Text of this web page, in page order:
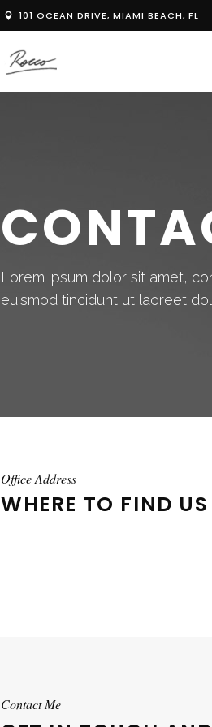
101 OCEAN DRIVE, MIAMI BEACH, FL
Lorem ipsum dolor sit amet,
euismod tincidunt ut laoreet
Office Address
WHERE TO FIND US
Contact Me